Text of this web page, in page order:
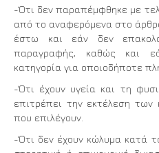
-Ότι δεν παραπέμφθηκε με
από το αναφερόμενα στο
έστω και εάν δεν
παραγραφής, καθώς και
κατηγορία για οποιοδήποτε
-Ότι έχουν υγεία και τη
επιτρέπει την εκτέλεση των
που επιλέγουν.
-Ότι δεν έχουν κώλυμα κατά